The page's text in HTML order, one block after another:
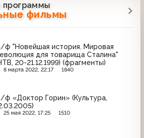
программы
фильмы
ф "Новейшая история. Мировая
для товарища Сталина"
20-21.12.1999) (фрагменты)
8 марта 2022, 22:17 1840
ф «Доктор Горин» (Культура,
25 мая 2022, 17:25 1510